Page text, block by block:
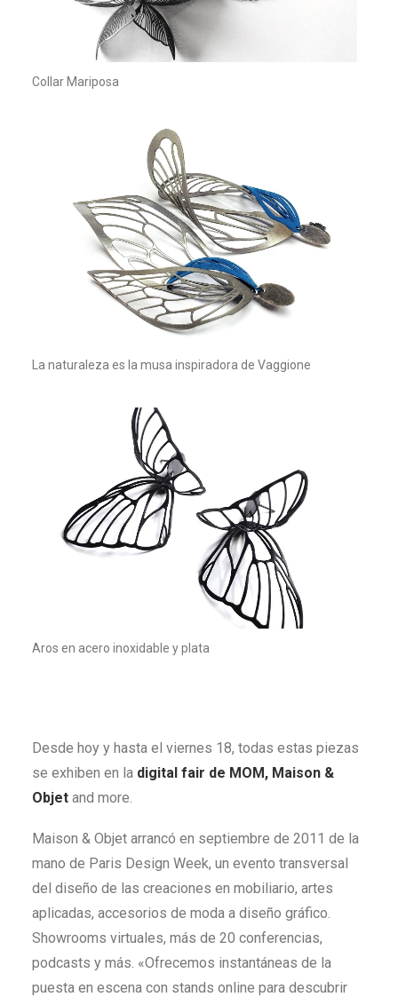
Collar Mariposa
La naturaleza es la musa inspiradora de Vaggione
Aros en acero inoxidable y plata
Desde hoy y hasta el viernes 18, todas estas piezas
se exhiben en la digital fair de MOM, Maison &
Objet and more.
Maison & Objet arrancó en septiembre de 2011 de la
mano de Paris Design Week, un evento transversal
del diseño de las creaciones en mobiliario, artes
aplicadas, accesorios de moda a diseño gráfico.
Showrooms virtuales, más de 20 conferencias,
podcasts y más. «Ofrecemos instantáneas de la
puesta en escena con stands online para descubrir